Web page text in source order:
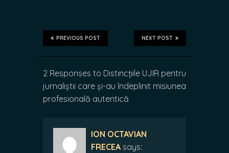
NEXT POST
PREVIOUS POST
2 Responses to Distincțiile UJIR pentru
jurnaliștii care și-au îndeplinit misiunea
profesională autentică
ION OCTAVIAN
FRECEA says: